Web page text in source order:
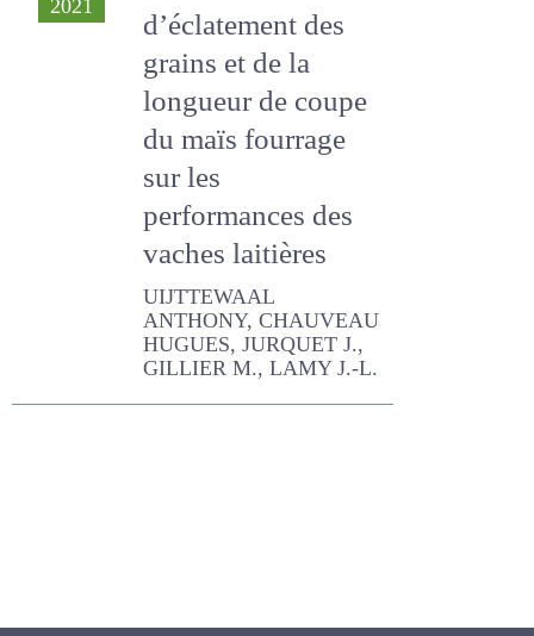
#246
Effets du niveau
d’éclatement des
grains et de la
longueur de coupe
du maïs fourrage
sur les
performances des
vaches laitières
UIJTTEWAAL ANTHONY,
CHAUVEAU HUGUES,
JURQUET J., GILLIER M.,
LAMY J.-L.